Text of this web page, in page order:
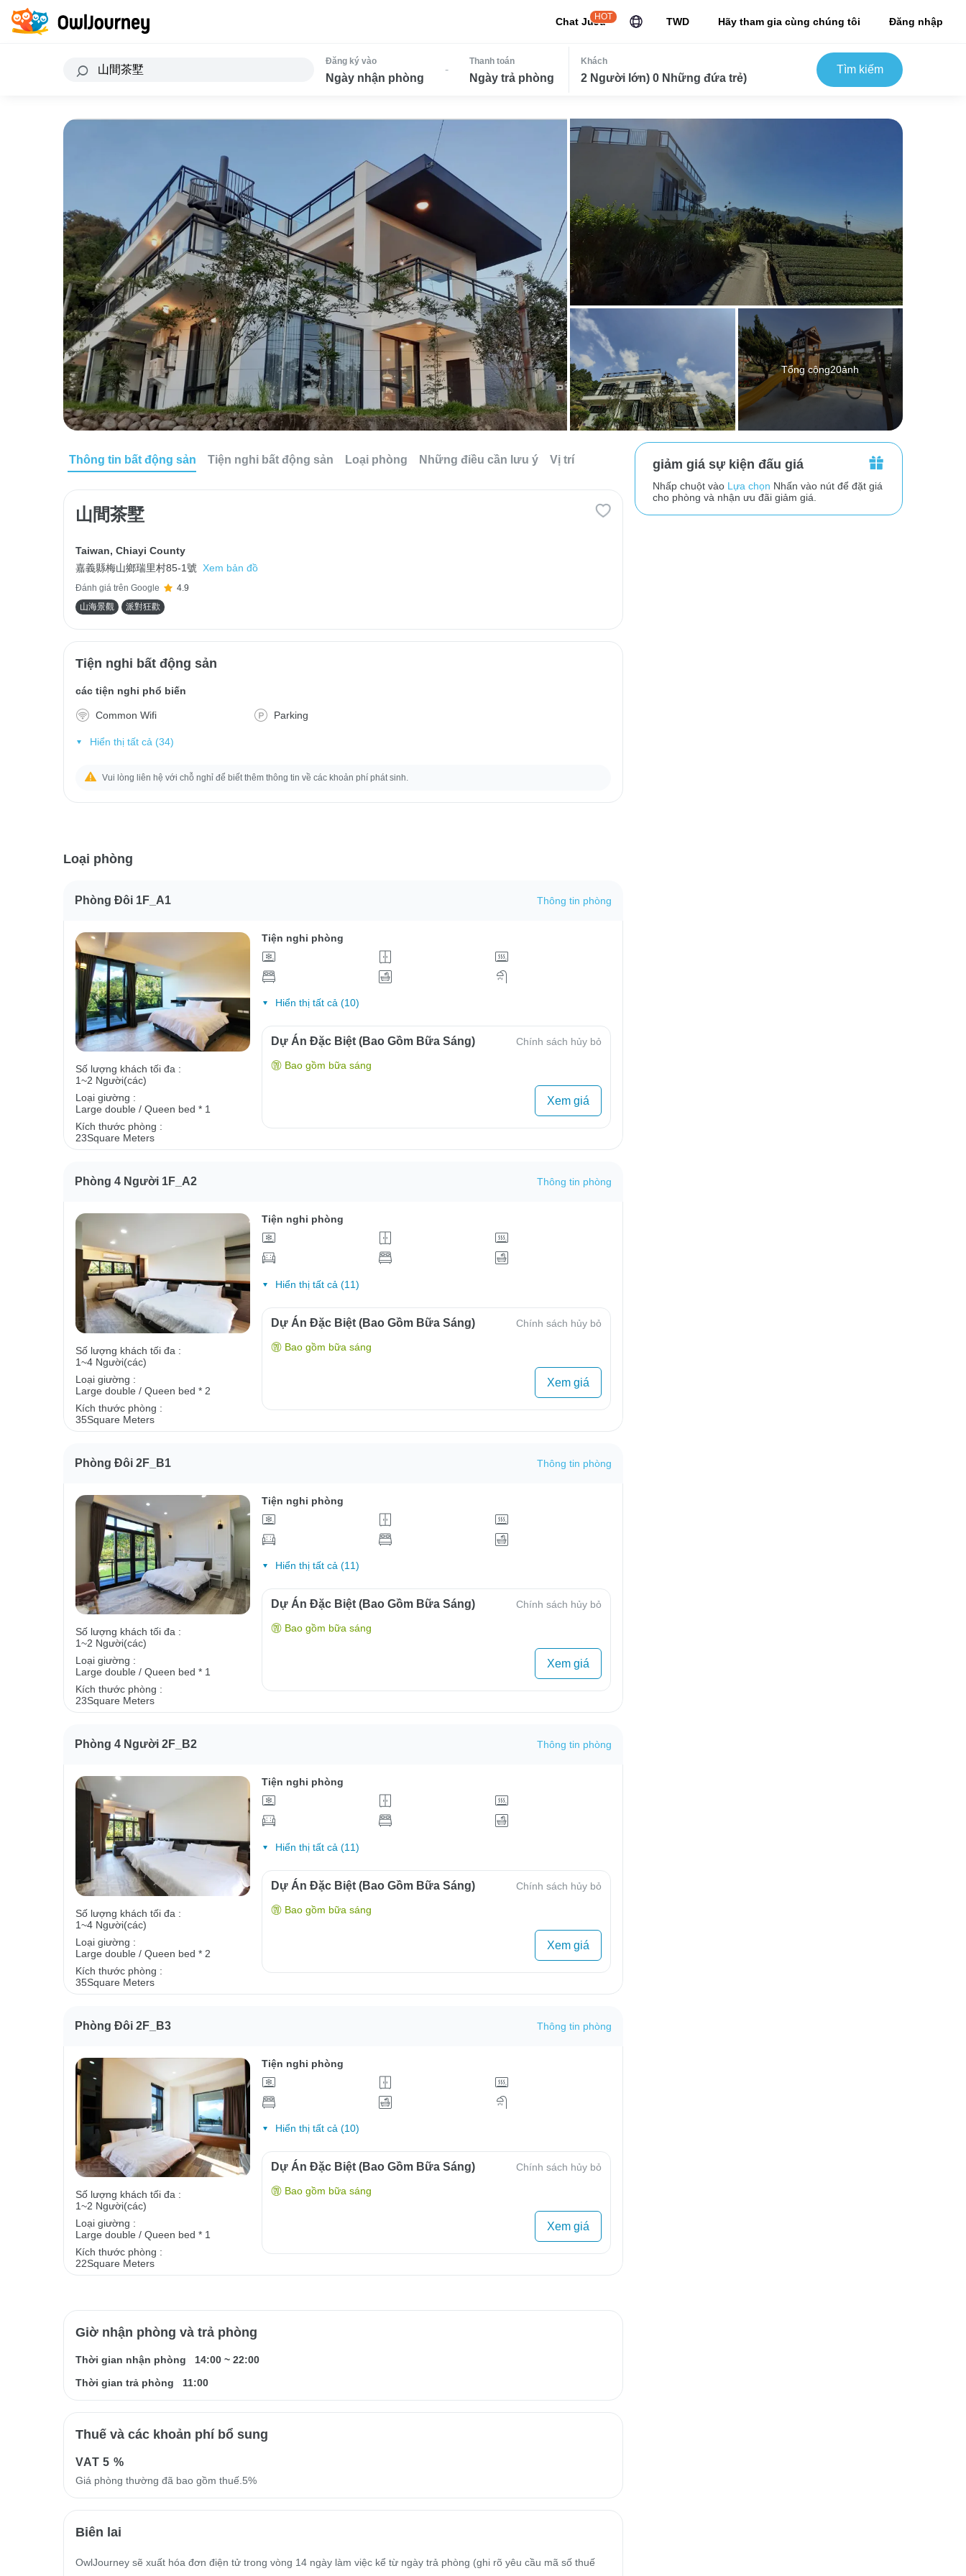
Chat JuJu
HOT TWD Hãy tham gia cùng chúng tôi Đăng nhập
Đăng ký vào
Ngày nhận phòng
-
Thanh toán
Ngày trả phòng
Khách
2 Người lớn) 0 Những đứa trẻ)
Tìm kiếm
Tổng cộng20ảnh
Thông tin bất động sản Tiện nghi bất động sản Loại phòng Những điều cần lưu ý Vị trí
山間茶墅
Taiwan, Chiayi County
嘉義縣梅山鄉瑞里村85-1號
Xem bản đồ
Đánh giá trên Google
4.9
山海景觀
派對狂歡
Tiện nghi bất động sản
các tiện nghi phổ biến
Common Wifi Parking
Hiển thị tất cả (34)
Vui lòng liên hệ với chỗ nghỉ để biết thêm thông tin về các khoản phí phát sinh.
Loại phòng
Phòng Đôi 1F_A1 Thông tin phòng
Số lượng khách tối đa :
1~2 Người(các)
Loại giường :
Large double / Queen bed * 1
Kích thước phòng :
23Square Meters
Tiện nghi phòng
Hiển thị tất cả (10)
Dự Án Đặc Biệt (Bao Gồm Bữa Sáng) Chính sách hủy bỏ
Bao gồm bữa sáng
Xem giá
Phòng 4 Người 1F_A2 Thông tin phòng
Số lượng khách tối đa :
1~4 Người(các)
Loại giường :
Large double / Queen bed * 2
Kích thước phòng :
35Square Meters
Tiện nghi phòng
Hiển thị tất cả (11)
Dự Án Đặc Biệt (Bao Gồm Bữa Sáng) Chính sách hủy bỏ
Bao gồm bữa sáng
Xem giá
Phòng Đôi 2F_B1 Thông tin phòng
Số lượng khách tối đa :
1~2 Người(các)
Loại giường :
Large double / Queen bed * 1
Kích thước phòng :
23Square Meters
Tiện nghi phòng
Hiển thị tất cả (11)
Dự Án Đặc Biệt (Bao Gồm Bữa Sáng) Chính sách hủy bỏ
Bao gồm bữa sáng
Xem giá
Phòng 4 Người 2F_B2 Thông tin phòng
Số lượng khách tối đa :
1~4 Người(các)
Loại giường :
Large double / Queen bed * 2
Kích thước phòng :
35Square Meters
Tiện nghi phòng
Hiển thị tất cả (11)
Dự Án Đặc Biệt (Bao Gồm Bữa Sáng) Chính sách hủy bỏ
Bao gồm bữa sáng
Xem giá
Phòng Đôi 2F_B3 Thông tin phòng
Số lượng khách tối đa :
1~2 Người(các)
Loại giường :
Large double / Queen bed * 1
Kích thước phòng :
22Square Meters
Tiện nghi phòng
Hiển thị tất cả (10)
Dự Án Đặc Biệt (Bao Gồm Bữa Sáng) Chính sách hủy bỏ
Bao gồm bữa sáng
Xem giá
Giờ nhận phòng và trả phòng
Thời gian nhận phòng 14:00 ~ 22:00
Thời gian trả phòng
11:00
Thuế và các khoản phí bổ sung
VAT5 %
Giá phòng thường đã bao gồm thuế.5%
Biên lai
OwlJourney sẽ xuất hóa đơn điện tử trong vòng 14 ngày làm việc kể từ ngày trả phòng (ghi rõ yêu cầu mã số thuế
giảm giá sự kiện đấu giá
Nhấp chuột vàoLựa chọn Nhấn vào nút để đặt giá
cho phòng và nhận ưu đãi giảm giá.